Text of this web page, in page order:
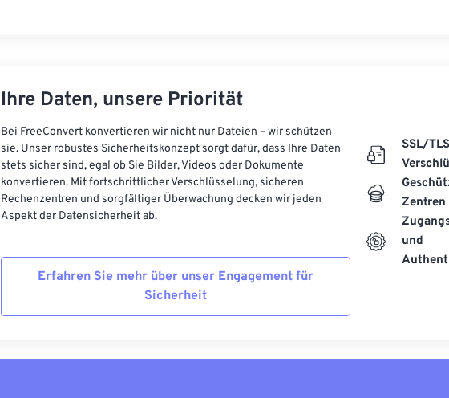
Ihre Daten, unsere Priorität
Bei FreeConvert konvertieren wir nicht nur Dateien – wir schützen
sie. Unser robustes Sicherheitskonzept sorgt dafür, dass Ihre Daten
stets sicher sind, egal ob Sie Bilder, Videos oder Dokumente
konvertieren. Mit fortschrittlicher Verschlüsselung, sicheren
Rechenzentren und sorgfältiger Überwachung decken wir jeden
Aspekt der Datensicherheit ab.
Erfahren Sie mehr über unser Engagement für
Sicherheit
SSL/TLS
Zentren
und